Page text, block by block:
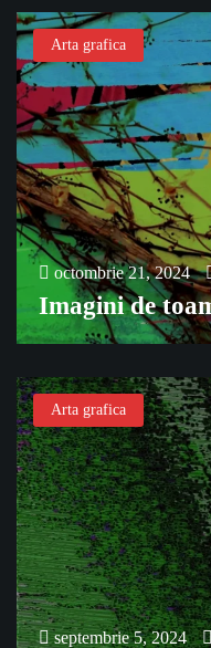
Arta grafica
octombrie 21, 2024
Imagini de
Arta grafica
septembrie 5, 2024